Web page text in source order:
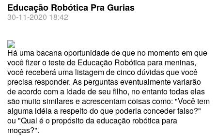
Educação Robótica Pra Gurias
30-11-2020 18:42
Há uma bacana oportunidade de que no momento em que
você fizer o teste de Educação Robótica para meninas,
você receberá uma listagem de cinco dúvidas que você
precisa responder. As perguntas eventualmente variarão
de acordo com a idade de seu filho, no entanto todas elas
são muito similares e acrescentam coisas como: "Você tem
alguma idéia a respeito do que poderia conceder falso?"
ou "Qual é o propósito da educação robótica para
moças?".